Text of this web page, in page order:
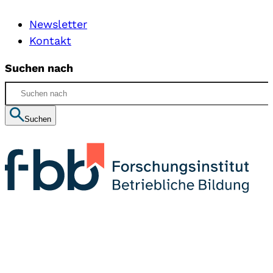
Newsletter
Kontakt
Suchen nach
Suchen